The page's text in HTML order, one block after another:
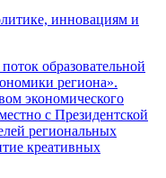
инновациям и
образовательной
региона».
экономического
с Президентской
региональных
креативных